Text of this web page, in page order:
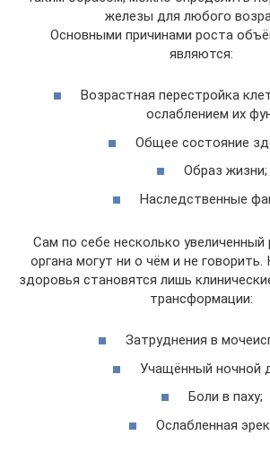
железы для любого
Основными причинами роста
являются:
Возрастная перестройка
ослаблением их
Общее состояние
Образ жизни;
Наследственные
Сам по себе несколько
органа могут ни о чём и не
здоровья становятся лишь
трансформации:
Затруднения в
Учащённый ночной
Боли в паху;
Ослабленная